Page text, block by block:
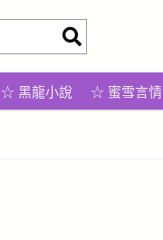
☆ 黑龍小說 ☆ 蜜雪言情